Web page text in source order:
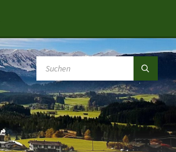
SEARCH: